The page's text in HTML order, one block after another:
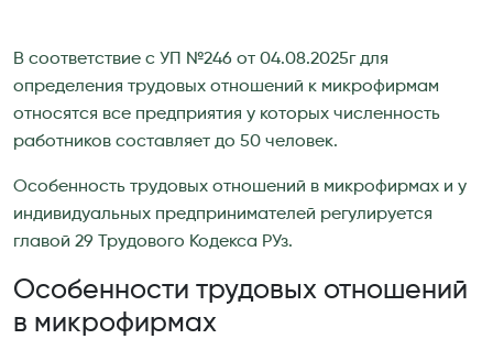
В соответствие с УП №246 от 04.08.2025г для
определения трудовых отношений к микрофирмам
относятся все предприятия у которых численность
работников составляет до 50 человек.
Особенность трудовых отношений в микрофирмах и у
индивидуальных предпринимателей регулируется
главой 29 Трудового Кодекса РУз.
Особенности трудовых отношений
в микрофирмах